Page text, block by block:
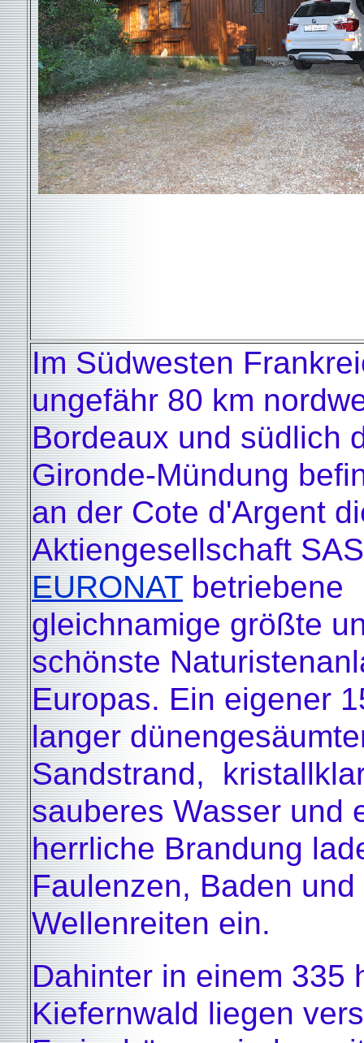
Im Südwesten
ungefähr 80 km
Bordeaux und südlich
Gironde-Mündung
an der Cote d'Argent
Aktiengesellschaft SAS
EURONAT betriebene
gleichnamige größte
schönste
Europas. Ein eigener
langer
Sandstrand,
sauberes Wasser und
herrliche Brandung
Faulenzen, Baden und
Wellenreiten ein.
Dahinter in einem 335
Kiefernwald liegen